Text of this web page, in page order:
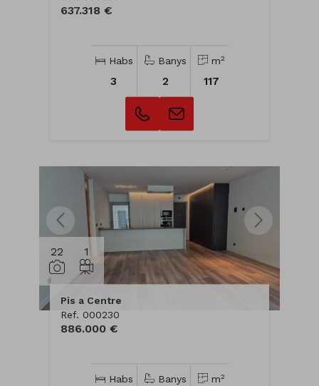
637.318 €
Habs
3
Banys
2
m2
117
22 1
Pis a Centre
Ref. 000230
886.000 €
Habs Banys m2